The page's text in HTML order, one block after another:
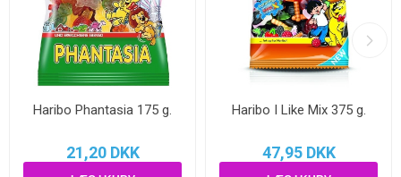
Haribo Phantasia 175 g.
21,20 DKK
Haribo I Like Mix 375 g.
47,95 DKK